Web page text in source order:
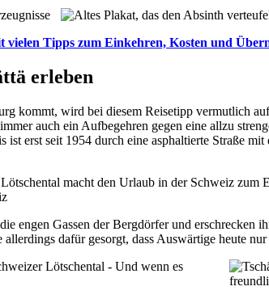
vielen Tipps zum Einkehren, Kosten und
erleben
kommt, wird bei diesem Reisetipp vermutlich
auch ein Aufbegehren gegen eine allzu
erst seit 1954 durch eine asphaltierte Straße
engen Gassen der Bergdörfer und
dafür gesorgt, dass Auswärtige heute